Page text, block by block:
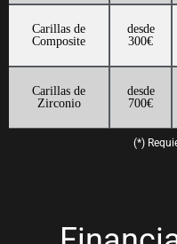
Carillas de
Composite
desde
300€
Carillas de
Zirconio
desde
700€
(*)